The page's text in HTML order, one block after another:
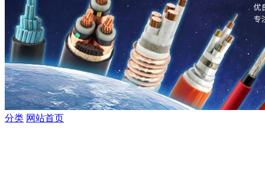
分类 网站首页